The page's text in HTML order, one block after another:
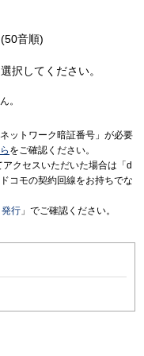
音順)
択してください。
。
ットワーク暗証番号」が必要
をご確認ください。
クセスいただいた場合は「d
コモの契約回線をお持ちでな
行 」でご確認ください。